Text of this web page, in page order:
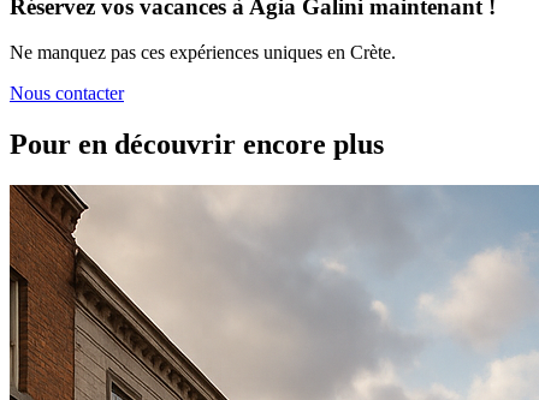
Réservez vos vacances à Agia Galini maintenant !
Ne manquez pas ces expériences uniques en Crète.
Nous contacter
Pour en découvrir encore plus